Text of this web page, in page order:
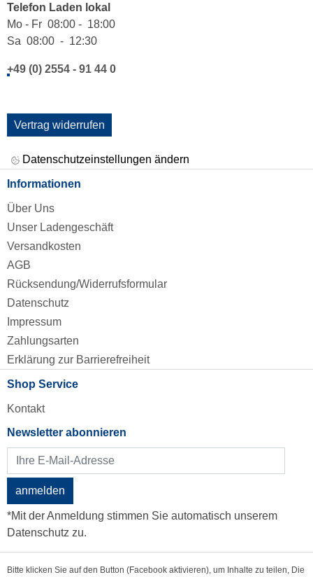
Telefon Laden lokal
Mo - Fr 08:00 - 18:00
Sa 08:00 - 12:30
+49 (0) 2554 - 91 44 0
Vertrag widerrufen
Datenschutzeinstellungen ändern
Informationen
Über Uns
Unser Ladengeschäft
Versandkosten
AGB
Rücksendung/Widerrufsformular
Datenschutz
Impressum
Zahlungsarten
Erklärung zur Barrierefreiheit
Shop Service
Kontakt
Newsletter abonnieren
anmelden
*Mit der Anmeldung stimmen Sie automatisch unserem
Datenschutz zu.
Bitte klicken Sie auf den Button (Facebook aktivieren), um Inhalte zu teilen, Die